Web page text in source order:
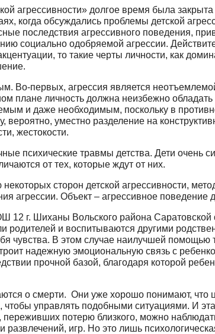
агрессивности» долгое время была
когда обсуждались проблемы детской
последствия агрессивного поведения,
социально одобряемой агрессии.
то такие черты личности, как
Во-первых, агрессия является
плане личность должна неизбежно
и даже необходимым, поскольку в
уместно разделение на
жестокости.
психические травмы детства. Дети очень
от тех, которые ждут от них.
сторон детской агрессивности,
агрессии. Объект – агрессивное поведение
12 г. Шиханы Вольского района
родителей и воспитываются другими
чувства. В этом случае наилучшей помощью
надежную эмоциональную связь с
прочной базой, благодаря которой
о смерти. Они уже хорошо понимают, что
управлять подобными ситуациями. И
переживших потерю близкого, можно
развлечений, игр. Но это лишь